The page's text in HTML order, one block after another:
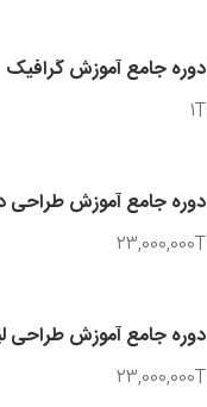
دوره جامع آموزش گرافیک
1T
دوره جامع آموزش
23,000,000T
دوره جامع آموزش
23,000,000T